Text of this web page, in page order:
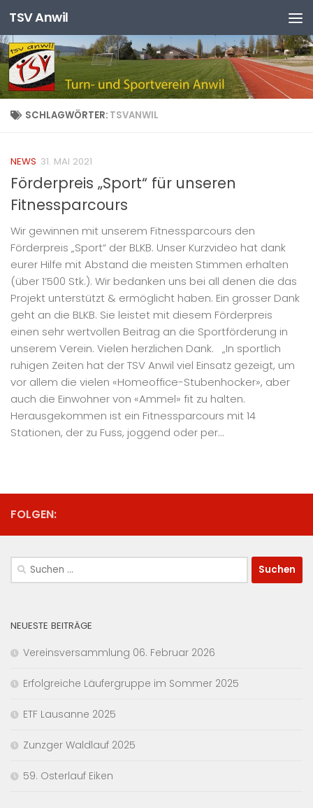
Zum Inhalt springen
TSV Anwil
SCHLAGWÖRTER: TSVANWIL
NEWS 31. MAI 2021
Förderpreis „Sport“ für unseren
Fitnessparcours
Wir gewinnen mit unserem Fitnessparcours den
Förderpreis „Sport“ der BLKB. Unser Kurzvideo hat dank
eurer Hilfe mit Abstand die meisten Stimmen erhalten
(über 1’500 Stk.). Wir bedanken uns bei all denen die das
Projekt unterstützt & ermöglicht haben. Ein grosser Dank
geht an die BLKB. Sie leistet mit diesem Förderpreis
einen sehr wertvollen Beitrag an die Sportförderung in
unserem Verein. Vielen herzlichen Dank. „In sportlich
ruhigen Zeiten hat der TSV Anwil viel Einsatz gezeigt, um
vor allem die vielen «Homeoffice-Stubenhocker», aber
auch die Einwohner von «Ammel» fit zu halten.
Herausgekommen ist ein Fitnessparcours mit 14
Stationen, der zu Fuss, joggend oder per...
FOLGEN:
Suchen
nach:
NEUESTE BEITRÄGE
Vereinsversammlung 06. Februar 2026
Erfolgreiche Läufergruppe im Sommer 2025
ETF Lausanne 2025
Zunzger Waldlauf 2025
59. Osterlauf Eiken